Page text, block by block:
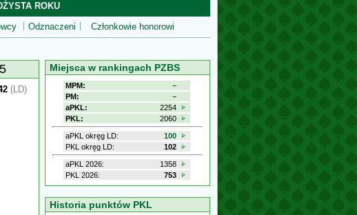
ROKU
Odznaczeni Członkowie honorowi
(LD)
Miejsca w rankingach PZBS
MPM:
−
PM:
−
aPKL:
2254
PKL:
2060
aPKL okręg LD:
100
PKL okręg LD:
102
aPKL 2026:
1358
PKL 2026:
753
Historia punktów PKL